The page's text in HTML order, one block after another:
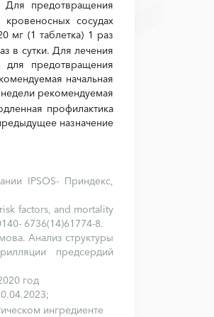
Для предотвращения
сосудах
мг (1 таблетка) 1 раз
в сутки. Для лечения
предотвращения
начальная
рекомендуемая
профилактика
назначение
IPSOS- Приндекс,
factors, and mortality
6736(14)61774-8.
Анализ структуры
предсердий
год
ингредиенте